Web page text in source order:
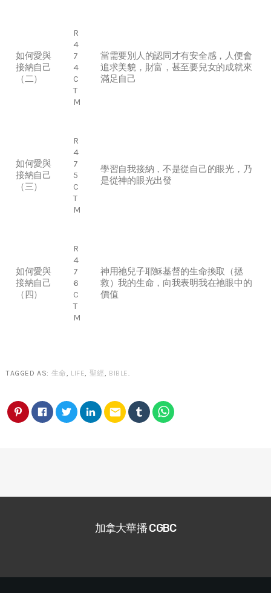
如何愛與
接納自己
（二）
R
4
7
4
C
T
M
當需要別人的認同才有安全感，人便會
追求美貌，財富，甚至要兒女的成就來
滿足自己
如何愛與
接納自己
（三）
R
4
7
5
C
T
M
學習自我接納，不是從自己的眼光，乃
是從神的眼光出發
如何愛與
接納自己
（四）
R
4
7
6
C
T
M
神用祂兒子耶穌基督的生命換取（拯
救）我的生命，向我表明我在祂眼中的
價值
TAGGED AS: 生命, LIFE, 聖經, BIBLE.
email
加拿大華播 CGBC